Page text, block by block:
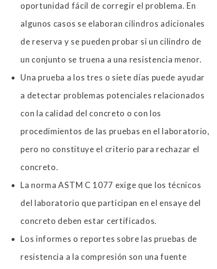
oportunidad fácil de corregir el problema. En
algunos casos se elaboran cilindros adicionales
de reserva y se pueden probar si un cilindro de
un conjunto se truena a una resistencia menor.
Una prueba a los tres o siete días puede ayudar
a detectar problemas potenciales relacionados
con la calidad del concreto o con los
procedimientos de las pruebas en el laboratorio,
pero no constituye el criterio para rechazar el
concreto.
La norma ASTM C 1077 exige que los técnicos
del laboratorio que participan en el ensaye del
concreto deben estar certificados.
Los informes o reportes sobre las pruebas de
resistencia a la compresión son una fuente